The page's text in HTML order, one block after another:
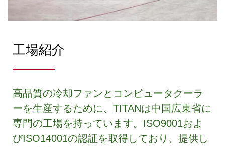
工場紹介
高品質の冷却ファンとコンピュータクーラ
ーを生産するために、TITANは中国広東省に
専門の工場を持っています。ISO9001およ
びISO14001の認証を取得しており、提供し